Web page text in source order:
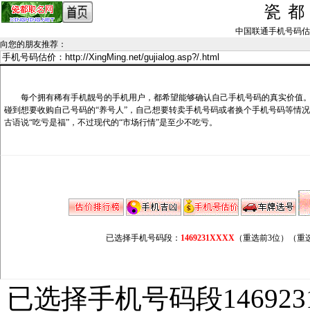
瓷
中国联通手机号码
向您的朋友推荐 ：
每个拥有稀有手机靓号的手机用户，都希望能够确认自己手机号码的真实价值
碰到想要收购自己号码的“养号人”，自己想要转卖手机号码或者换个手机号码等情
古语说“吃亏是福”，不过现代的“市场行情”是至少不吃亏。
已选择手机号码段： 1469231XXXX （重选前3位） （
已选择手机号码段